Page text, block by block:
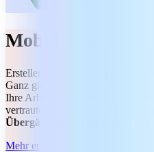
MobiSlides
Erstellen und halten Sie mühelos
Ganz gleich, ob Sie ein Projekt
Ihre Arbeit vorführen: Sie
vertrauten Benutzeroberfläche
Übergängen und einem
Mehr erfahren